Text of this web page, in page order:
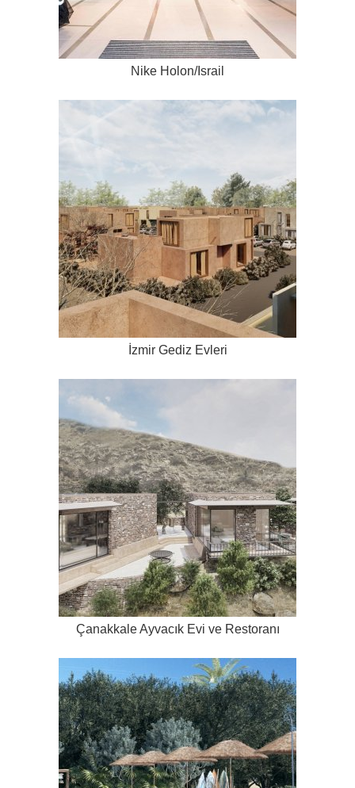
Nike Holon/Israil
İzmir Gediz Evleri
Çanakkale Ayvacık Evi ve Restoranı